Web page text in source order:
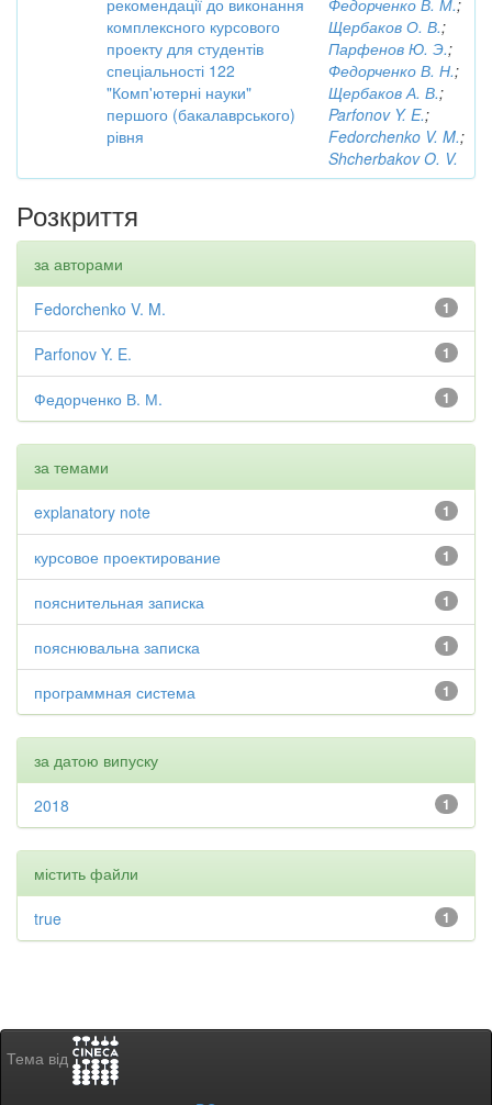
рекомендації до виконання
комплексного курсового
проекту для студентів
спеціальності 122
"Комп'ютерні науки"
першого (бакалаврського)
рівня
Федорченко В. М.;
Щербаков О. В.;
Парфенов Ю. Э.;
Федорченко В. Н.;
Щербаков А. В.;
Parfonov Y. E.;
Fedorchenko V. M.;
Shcherbakov O. V.
Розкриття
за авторами
1
Fedorchenko V. M.
1
Parfonov Y. E.
1
Федорченко В. М.
за темами
1
explanatory note
1
курсовое проектирование
1
пояснительная записка
1
пояснювальна записка
1
программная система
за датою випуску
1
2018
містить файли
1
true
Тема від